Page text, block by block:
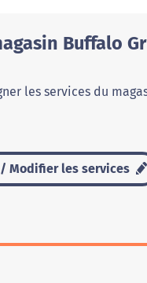
Buffalo
les services du
Modifier les services